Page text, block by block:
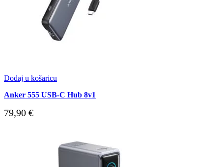
Dodaj u košaricu
Anker 555 USB-C Hub 8v1
79,90 €